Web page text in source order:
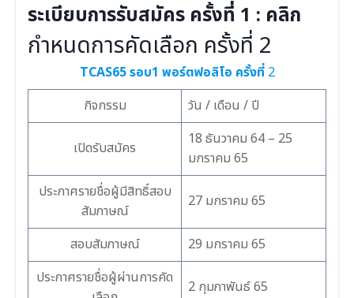
ระเบียบการรับสมัคร ครั้งที่ 1 : คลิก
กำหนดการคัดเลือก ครั้งที่ 2
TCAS65 รอบ1 พอร์ตฟอลิโอ ครั้งที่ 2
กิจกรรม
วัน / เดือน / ปี
เปิดรับสมัคร
18 ธันวาคม 64 – 25
มกราคม 65
ประกาศรายชื่อผู้มีสิทธิ์สอบ
สัมภาษณ์
27 มกราคม 65
สอบสัมภาษณ์
29 มกราคม 65
ประกาศรายชื่อผู้ผ่านการคัด
2 กุมภาพันธ์ 65